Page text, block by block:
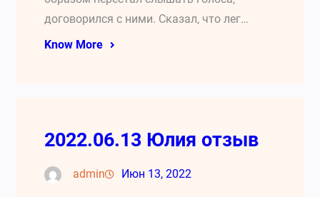
договорился с ними. Сказал, что лег…
Know More
2022.06.13 Юлия отзыв
admin Июн 13, 2022